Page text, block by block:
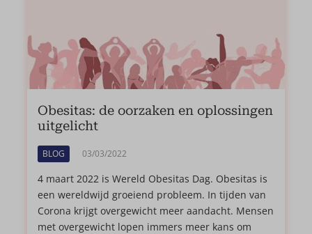
Obesitas: de oorzaken en oplossingen
uitgelicht
BLOG 03/03/2022
4 maart 2022 is Wereld Obesitas Dag. Obesitas is
een wereldwijd groeiend probleem. In tijden van
Corona krijgt overgewicht meer aandacht. Mensen
met overgewicht lopen immers meer kans om